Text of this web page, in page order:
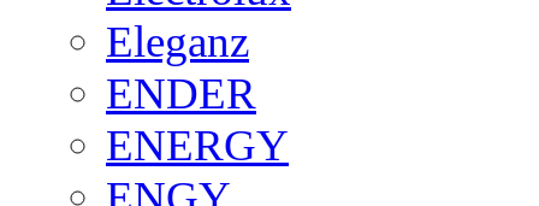
Eleganz
ENDER
ENERGY